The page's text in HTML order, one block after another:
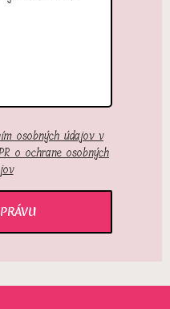
osobných údajov v
o ochrane osobných